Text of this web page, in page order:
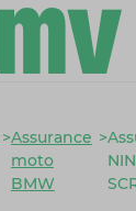
>Assurance
moto
BMW
>